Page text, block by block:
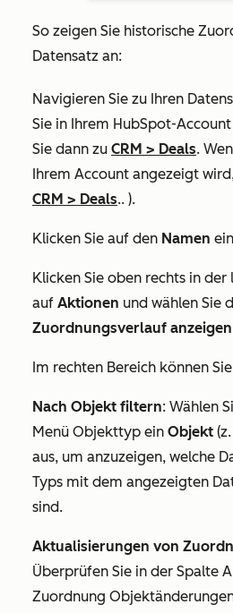
So zeigen Sie historische
Datensatz an:
Navigieren Sie zu Ihren
Sie in Ihrem HubSpot-
Sie dann zu CRM > Deals.
Ihrem Account angezeigt
CRM > Deals.. ).
Klicken Sie auf den Namen
Klicken Sie oben rechts in der
auf Aktionen und wählen Sie
Zuordnungsverlauf anzeigen
Im rechten Bereich können
Nach Objekt filtern: Wählen
Menü Objekttyp ein Objekt
aus, um anzuzeigen, welche
Typs mit dem angezeigten
sind.
Aktualisierungen von
Überprüfen Sie in der Spalte
Zuordnung